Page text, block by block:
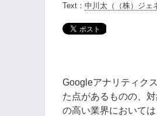
Text： 中川太（（株）ジェ
Googleアナリティク
た点があるものの、
の高い業界において